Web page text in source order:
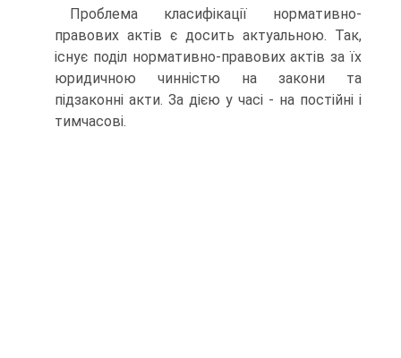
Проблема класифікації нормативно-
правових актів є досить актуальною. Так,
існує поділ нормативно-правових актів за їх
юридичною чинністю на закони та
підзаконні акти. За дією у часі - на постійні і
тимчасові.